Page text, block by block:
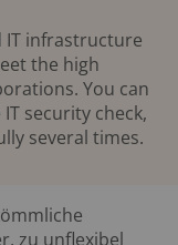
IT infrastructure
the high
You can
security check,
several times.
zu unflexibel